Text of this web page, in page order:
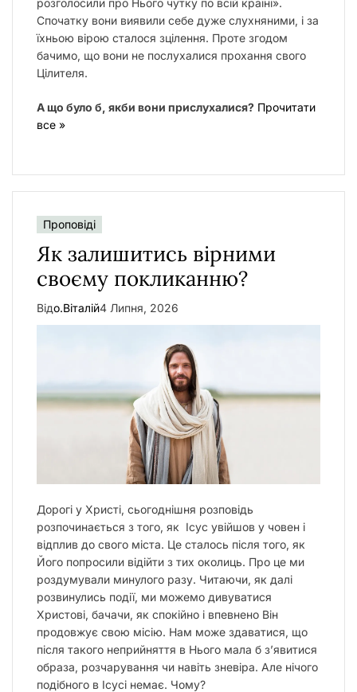
Спочатку вони виявили себе дуже слухняними, і за
їхньою вірою сталося зцілення. Проте згодом
бачимо, що вони не послухалися прохання свого
Цілителя.
А що було б, якби вони прислухалися? Прочитати
все »
Проповіді
Як залишитись вірними
своєму покликанню?
Відо.Віталій4 Липня, 2026
Дорогі у Христі, сьогоднішня розповідь
розпочинається з того, як Ісус увійшов у човен і
відплив до свого міста. Це сталось після того, як
Його попросили відійти з тих околиць. Про це ми
роздумували минулого разу. Читаючи, як далі
розвинулись події, ми можемо дивуватися
Христові, бачачи, як спокійно і впевнено Він
продовжує свою місію. Нам може здаватися, що
після такого неприйняття в Нього мала б з’явитися
образа, розчарування чи навіть зневіра. Але нічого
подібного в Ісусі немає. Чому?